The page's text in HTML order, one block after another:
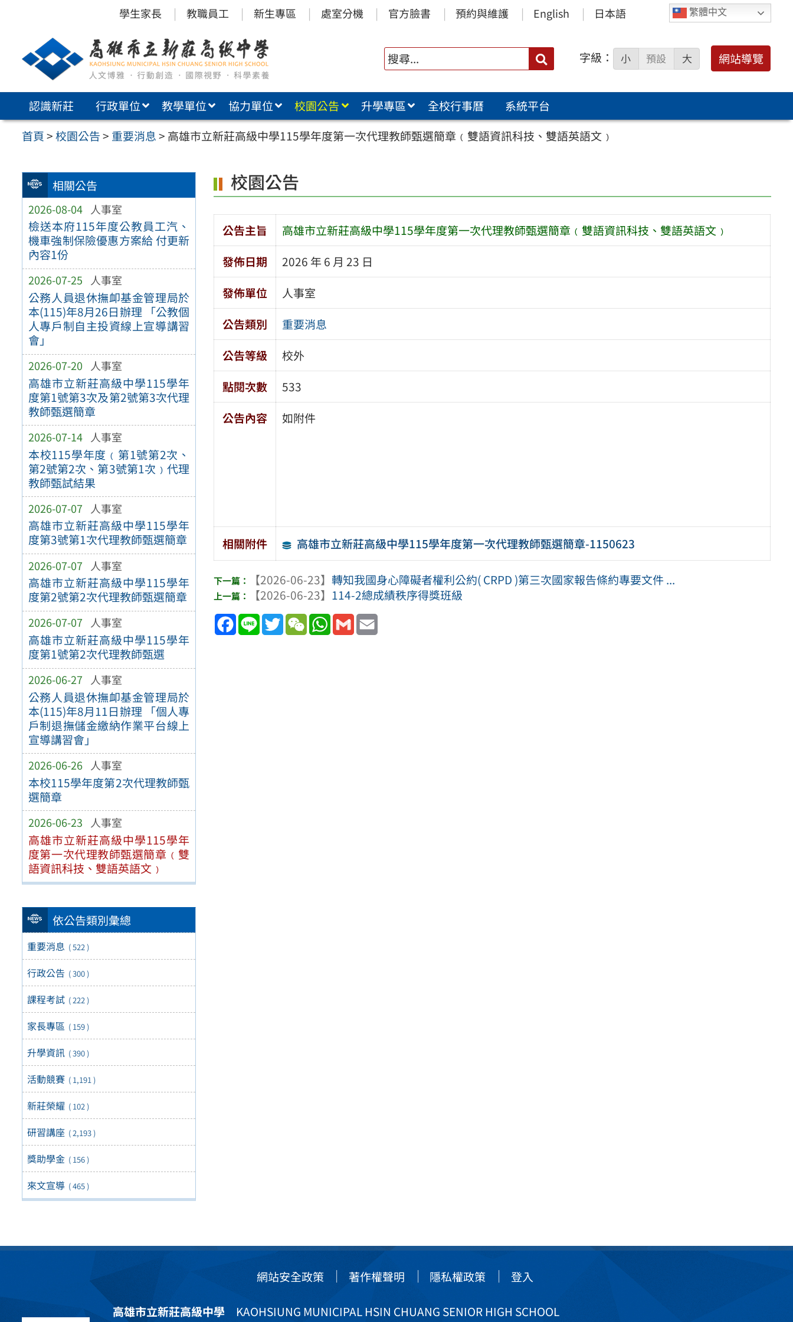
內
繁體中文
學生家長 教職員工 新生專區 處室分機 官方臉書 預約與維護 English 日本語
搜
尋：
字級： 小 預設 大 網站導覽
認識新莊 行政單位 教學單位 協力單位 校園公告 升學專區 全校行事曆
系統平台
首頁>校園公告> 重要消息> 高雄市立新莊高級中學115學年度第一次代理教師甄選簡章﹙雙語資訊科技、雙語英語文﹚
相關公告
2026-08-04 人事室
檢送本府115年度公教員工汽、
機車強制保險優惠方案給 付更新
內容1份
2026-07-25 人事室
公務人員退休撫卹基金管理局於
本(115)年8月26日辦理 「公教個
人專戶制自主投資線上宣導講習
會」
2026-07-20 人事室
高雄市立新莊高級中學115學年
度第1號第3次及第2號第3次代理
教師甄選簡章
2026-07-14 人事室
本校115學年度﹙第1號第2次、
第2號第2次、第3號第1次﹚代理
教師甄試結果
2026-07-07 人事室
高雄市立新莊高級中學115學年
度第3號第1次代理教師甄選簡章
2026-07-07 人事室
高雄市立新莊高級中學115學年
度第2號第2次代理教師甄選簡章
2026-07-07 人事室
高雄市立新莊高級中學115學年
度第1號第2次代理教師甄選
2026-06-27 人事室
公務人員退休撫卹基金管理局於
本(115)年8月11日辦理 「個人專
戶制退撫儲金繳納作業平台線上
宣導講習會」
2026-06-26 人事室
本校115學年度第2次代理教師甄
選簡章
2026-06-23 人事室
高雄市立新莊高級中學115學年
度第一次代理教師甄選簡章﹙雙
語資訊科技、雙語英語文﹚
依公告類別彙總
重要消息 ( 522 )
行政公告 ( 300 )
課程考試 ( 222 )
家長專區 ( 159 )
升學資訊 ( 390 )
活動競賽 ( 1,191 )
新莊榮耀 ( 102 )
研習講座 ( 2,193 )
獎助學金 ( 156 )
來文宣導 ( 465 )
校園公告
公告主旨
高雄市立新莊高級中學115學年度第一次代理教師甄選簡章﹙雙語資訊科技、雙語英語文﹚
發佈日期
2026 年 6 月 23 日
發佈單位
人事室
公告類別
重要消息
公告等級
校外
點閱次數
533
公告內容
如附件
相關附件 高雄市立新莊高級中學115學年度第一次代理教師甄選簡章-1150623
【2026-06-23】轉知我國身心障礙者權利公約( CRPD )第三次國家報告條約專要文件 ...
【2026-06-23】 114-2總成績秩序得獎班級
Facebook
Line TwitterWeChatWhatsApp
Gmail
網站安全政策 著作權聲明 隱私權政策 登入
高雄市立新莊高級中學KAOHSIUNG MUNICIPAL HSIN CHUANG SENIOR HIGH SCHOOL